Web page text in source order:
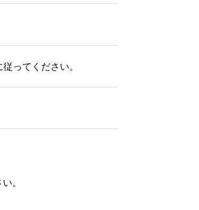
ってください。
。